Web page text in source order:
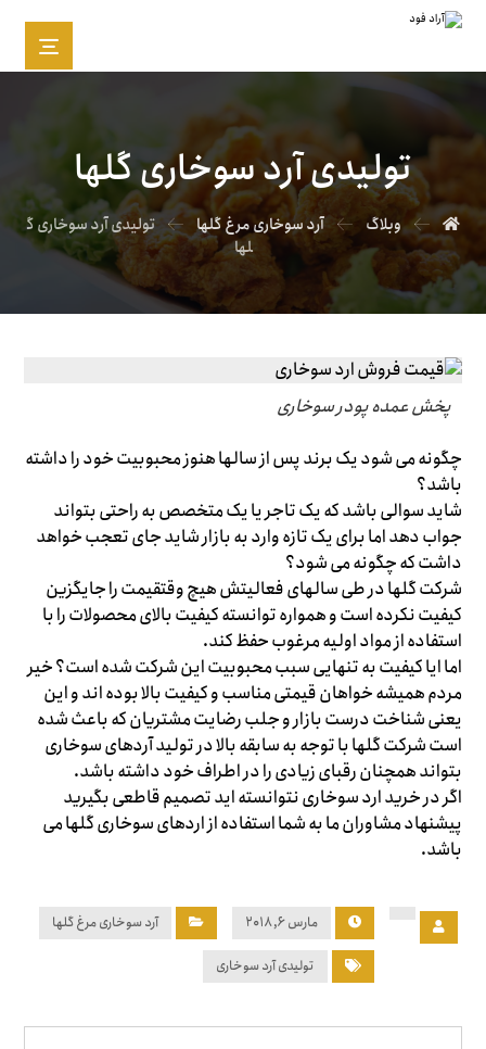
تولیدی آرد سوخاری گلها
وبلاگ آرد سوخاری مرغ گلها
تولیدی آرد سوخاری گ
لها
پخش عمده پودر سوخاری
چگونه می شود یک برند پس از سالها هنوز محبوبیت خود را داشته
باشد؟
شاید سوالی باشد که یک تاجر یا یک متخصص به راحتی بتواند
جواب دهد اما برای یک تازه وارد به بازار شاید جای تعجب خواهد
داشت که چگونه می شود؟
شرکت گلها در طی سالهای فعالیتش هیچ وقتقیمت را جایگزین
کیفیت نکرده است و همواره توانسته کیفیت بالای محصولات را با
استفاده از مواد اولیه مرغوب حفظ کند.
اما ایا کیفیت به تنهایی سبب محبوبیت این شرکت شده است؟ خیر
مردم همیشه خواهان قیمتی مناسب و کیفیت بالا بوده اند و این
یعنی شناخت درست بازار و جلب رضایت مشتریان که باعث شده
است شرکت گلها با توجه به سابقه بالا در تولید آردهای سوخاری
بتواند همچنان رقبای زیادی را در اطراف خود داشته باشد.
اگر در خرید ارد سوخاری نتوانسته اید تصمیم قاطعی بگیرید
پیشنهاد مشاوران ما به شما استفاده از اردهای سوخاری گلها می
باشد.
مارس ۶, ۲۰۱۸ آرد سوخاری مرغ گلها
تولیدی آرد سوخاری